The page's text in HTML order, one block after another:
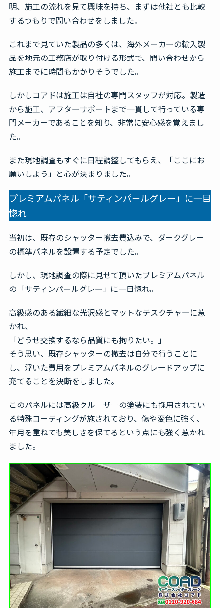
明、施工の流れを見て興味を持ち、まずは他社とも比較
するつもりで問い合わせをしました。
これまで見ていた製品の多くは、海外メーカーの輸入製
品を地元の工務店が取り付ける形式で、問い合わせから
施工までに時間もかかりそうでした。
しかしコアドは施工は自社の専門スタッフが対応。製造
から施工、アフターサポートまで一貫して行っている専
門メーカーであることを知り、非常に安心感を覚えまし
た。
また現地調査もすぐに日程調整してもらえ、「ここにお
願いしよう」と心が決まりました。
プレミアムパネル「サティンパールグレー」に一目
惚れ
当初は、既存のシャッター撤去費込みで、ダークグレー
の標準パネルを設置する予定でした。
しかし、現地調査の際に見せて頂いたプレミアムパネル
の「サティンパールグレー」に一目惚れ。
高級感のある繊細な光沢感とマットなテスクチャ―に惹
かれ、
「どうせ交換するなら品質にも拘りたい。」
そう思い、既存シャッターの撤去は自分で行うことに
し、浮いた費用をプレミアムパネルのグレードアップに
充てることを決断をしました。
このパネルには高級クルーザーの塗装にも採用されてい
る特殊コーティングが施されており、傷や変色に強く、
年月を重ねても美しさを保てるという点にも強く惹かれ
ました。